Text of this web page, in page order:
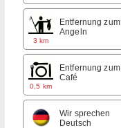
3 km
Entfernung zum
Angeln
0,5 km
Entfernung zum
Café
Wir sprechen
Deutsch